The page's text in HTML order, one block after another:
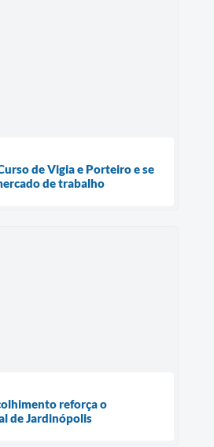
de Vigia e Porteiro e se
de trabalho
reforça o
de Jardinópolis